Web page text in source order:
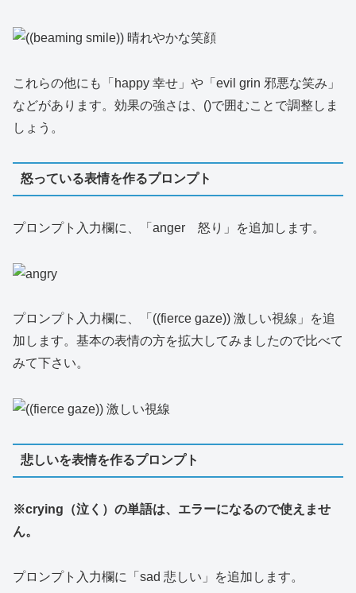
これらの他にも「happy 幸せ」や「evil grin 邪悪な笑み」
などがあります。効果の強さは、()で囲むことで調整しま
しょう。
怒っている表情を作るプロンプト
プロンプト入力欄に、「anger 怒り」を追加します。
プロンプト入力欄に、「((fierce gaze)) 激しい視線」を追
加します。基本の表情の方を拡大してみましたので比べて
みて下さい。
悲しいを表情を作るプロンプト
※crying（泣く）の単語は、エラーになるので使えませ
ん。
プロンプト入力欄に「sad 悲しい」を追加します。